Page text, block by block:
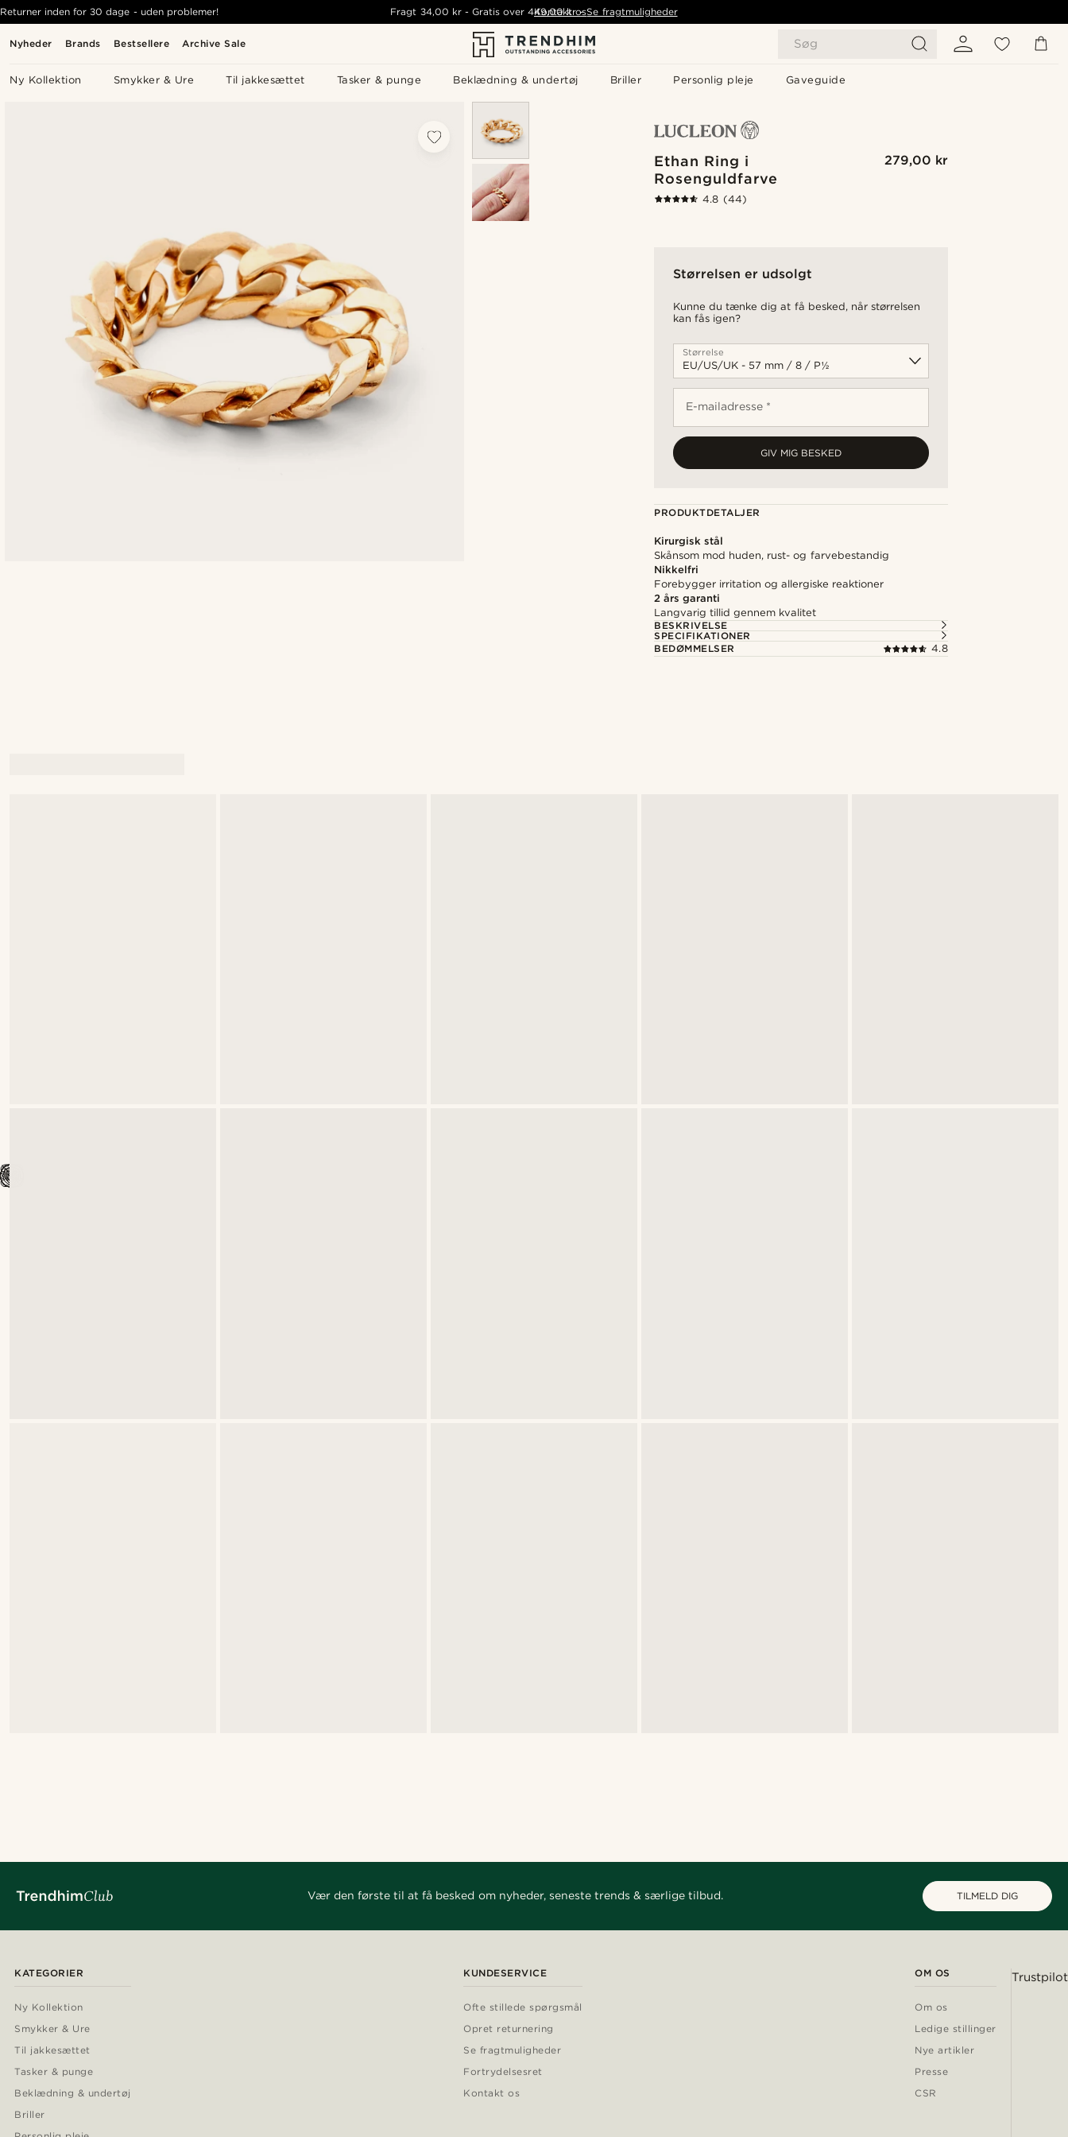
Nyheder Brands Bestsellere Archive Sale Søg
Ny Kollektion Smykker & Ure Til jakkesættet Tasker & punge Beklædning & undertøj Briller Personlig pleje Gaveguide
Returner inden for 30 dage - uden problemer! Fragt 34,00 kr- Gratis over 449,00 kr - Se fragtmuligheder
Kontakt os
Ethan Ring i
Rosenguldfarve
279,00 kr
4.8 (44)
Størrelsen er udsolgt
Kunne du tænke dig at få besked, når størrelsen
kan fås igen?
Størrelse
E-mailadresse *
GIV MIG BESKED
PRODUKTDETALJER
Kirurgisk stål
Skånsom mod huden, rust- og farvebestandig
Nikkelfri
Forebygger irritation og allergiske reaktioner
2 års garanti
Langvarig tillid gennem kvalitet
BESKRIVELSE
SPECIFIKATIONER
BEDØMMELSER
4.8
Vær den første til at få besked om nyheder, seneste trends & særlige tilbud. TILMELD DIG
KATEGORIER
Ny Kollektion
Smykker & Ure
Til jakkesættet
Tasker & punge
Beklædning & undertøj
Briller
KUNDESERVICE
Ofte stillede spørgsmål
Opret returnering
Se fragtmuligheder
Fortrydelsesret
Kontakt os
OM OS
Om os
Ledige stillinger
Nye artikler
Presse
CSR
Trustpilot